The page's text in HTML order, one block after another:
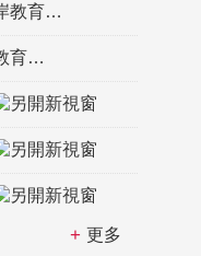
教育
育
更多